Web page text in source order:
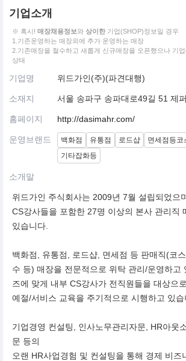
기업소개
※ 혹시! 매장채용정보와 상이한 기업(SHOP)정보일 경우
1.기존운영하는 매장외에 추가 운영하는 매장
2.기존매장을 철수하고 새롭게 신규매장을 오픈했으나 기
상태
기업명 위드가인(주)(파견대행)
소재지 서울 송파구 송파대로49길 51 제
홈페이지 http://dasimahr.com/
운영브랜드 백화점 유통점 로드샵 면세점등코
기타잡화등
소개말
위드가인 주식회사는 2009년 7월 설립되었으
CS강사들을 포함한 27명 이상의 본사 관리직
있습니다.
백화점, 유통점, 로드샵, 면세점 등 판매직(코
수 등) 매장을 전문적으로 위탁 관리/운영하고
즈에 맞게 내부 CS강사가 전직원들을 대상으
예절/서비스 교육을 주기적으로 시행하고 있습
기업경영 컨설팅, 인사노무관리자문, HR아웃
문 등의
오랜 HR사업경험 및 컨설팅을 통해 경제 비즈